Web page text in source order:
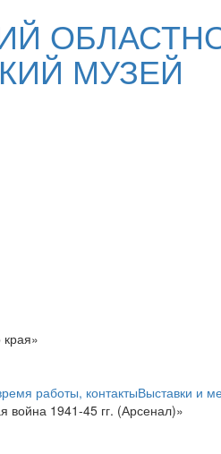
МУЗЕЙ
работы, контактыВыставки и
война 1941-45 гг. (Арсенал)»